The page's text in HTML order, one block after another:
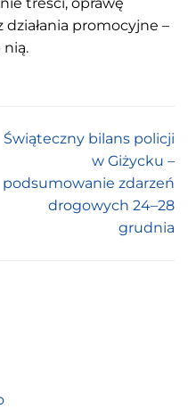
działania promocyjne –
nią.
Świąteczny bilans policji
w Giżycku –
podsumowanie zdarzeń
drogowych 24–28
grudnia